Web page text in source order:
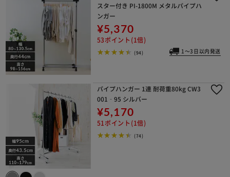
スター付き PI-1800M メタルパイプハ
ンガー
¥5,370
53ポイント(1倍)
(94) 1～3日以内発送
パイプハンガー 1連 耐荷重80kg CW3
001‐95 シルバー
¥5,170
51ポイント(1倍)
(74)